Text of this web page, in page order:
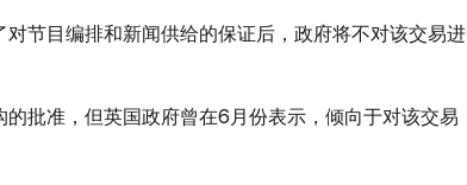
节目编排和新闻供给的保证后，政府将不对该交易进
批准，但英国政府曾在6月份表示，倾向于对该交易